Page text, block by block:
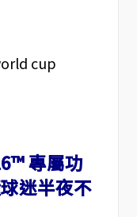
專屬功
迷半夜不